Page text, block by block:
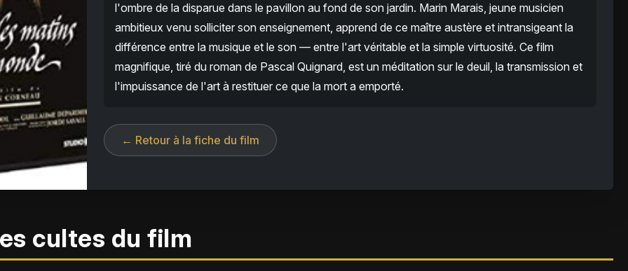
l'ombre de la disparue dans le pavillon au fond de son jardin. Marin Marais, jeune musicien
ambitieux venu solliciter son enseignement, apprend de ce maître austère et intransigeant la
différence entre la musique et le son — entre l'art véritable et la simple virtuosité. Ce film
magnifique, tiré du roman de Pascal Quignard, est un méditation sur le deuil, la transmission et
l'impuissance de l'art à restituer ce que la mort a emporté.
← Retour à la fiche du film
cultes du film